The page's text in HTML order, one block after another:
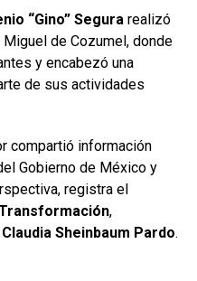
“Gino” Segura realizó
de Cozumel, donde
y encabezó una
de sus actividades
compartió información
Gobierno de México y
registra el
,
Claudia Sheinbaum Pardo.